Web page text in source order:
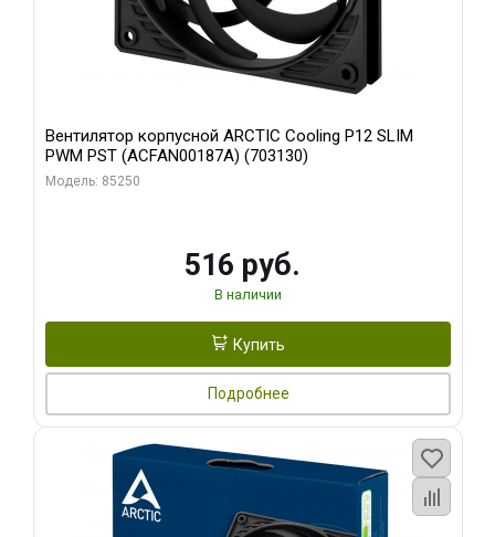
Вентилятор корпусной ARCTIC Cooling P12 SLIM
PWM PST (ACFAN00187A) (703130)
Модель: 85250
516 руб.
В наличии
Купить
Подробнее